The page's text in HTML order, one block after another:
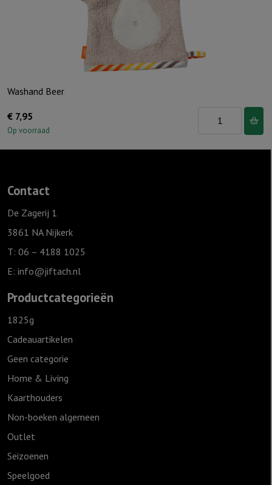
Washand Beer
€ 7,95
Op voorraad
aantal
Contact
De Zagerij 1
3861 NA Nijkerk
T: 06 – 4188 1025
E: info@jiftach.nl
Productcategorieën
1825g
Cadeauartikelen
Geen categorie
Home & Living
Kaarthouders
Non-boeken algemeen
Outlet
Seizoenen
Speelgoed